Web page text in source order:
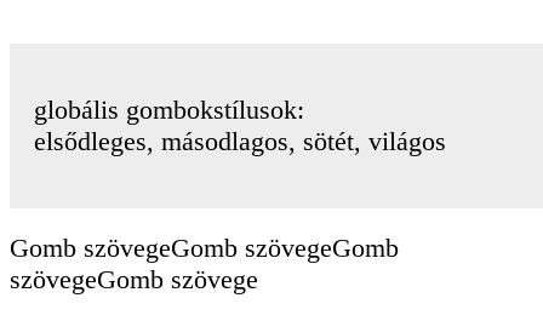
globális gombokstílusok:
elsődleges, másodlagos, sötét, világos
Gomb szövegeGomb szövegeGomb
szövegeGomb szövege